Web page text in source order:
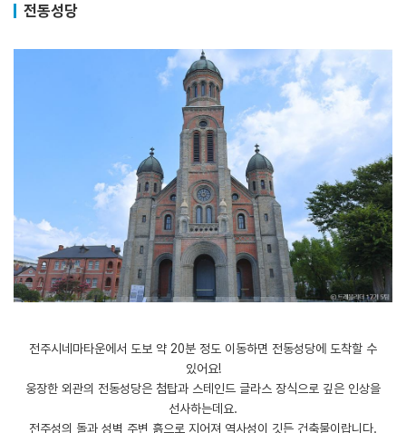
전동성당
전주시네마타운에서 도보 약 20분 정도 이동하면 전동성당에 도착할 수
있어요!
웅장한 외관의 전동성당은 첨탑과 스테인드 글라스 장식으로 깊은 인상을
선사하는데요.
전주성의 돌과 성벽 주변 흙으로 지어져 역사성이 깃든 건축물이랍니다.